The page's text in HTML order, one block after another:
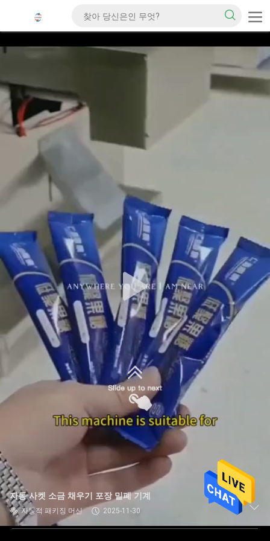
자동 사켓 소금 채우기 포장 밀폐 기계
자동적 패키징 머신 2025-11-30